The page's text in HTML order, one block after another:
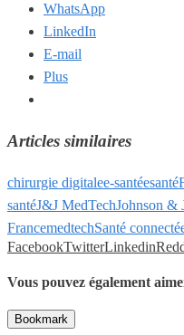
WhatsApp
LinkedIn
E-mail
Plus
Articles similaires
chirurgie digitalee-santéesanté
santéJ&J MedTechJohnson &
FrancemedtechSanté
FacebookTwitterLinkedin
Vous pouvez également
Bookmark